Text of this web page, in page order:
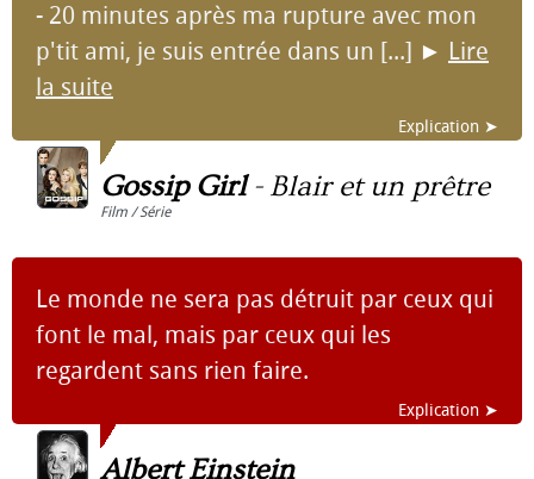
- 20 minutes après ma rupture avec mon
p'tit ami, je suis entrée dans un [...] ► Lire
la suite
Explication ➤
Gossip Girl- Blair et un prêtre
Film / Série
Le monde ne sera pas détruit par ceux qui
font le mal, mais par ceux qui les
regardent sans rien faire.
Explication ➤
Albert Einstein